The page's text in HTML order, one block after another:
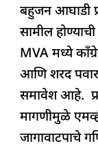
बहुजन आघाडी
सामील
MVA मध्ये
आणि शरद पवार
समावेश आहे.
मागणीमुळे
जागावाटपाचे